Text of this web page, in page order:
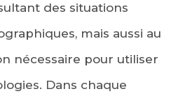
des situations
mais aussi au
nécessaire pour utiliser
Dans chaque